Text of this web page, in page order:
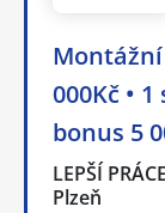
000Kč •
bonus 5
LEPŠÍ
Plzeň